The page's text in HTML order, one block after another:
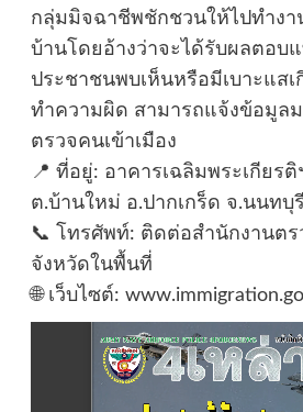
กลุ่มมิจฉาชีพชักชวนให้ไปทำงา
บ้านโดยอ้างว่าจะได้รับผลตอบ
ประชาชนพบเห็นหรือมีเบาะแสเ
ทำความผิด สามารถแจ้งข้อมูล
ตรวจคนเข้าเมือง
📍 ที่อยู่: อาคารเฉลิมพระเกียร
ต.บ้านใหม่ อ.ปากเกร็ด จ.นนทบุ
📞 โทรศัพท์: ติดต่อสำนักงานตร
จังหวัดในพื้นที่
🌐 เว็บไซต์: